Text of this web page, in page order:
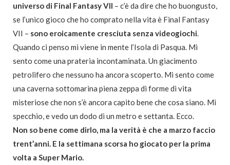
universo di Final Fantasy VII – c’è da dire che ho buongusto,
se l’unico gioco che ho comprato nella vita è Final Fantasy
VII – sono eroicamente cresciuta senza videogiochi.
Quando ci penso mi viene in mente l’Isola di Pasqua. Mi
sento come una prateria incontaminata. Un giacimento
petrolifero che nessuno ha ancora scoperto. Mi sento come
una caverna sottomarina piena zeppa di forme di vita
misteriose che non s’è ancora capito bene che cosa siano. Mi
specchio, e vedo un dodo di un metro e settanta. Ecco.
Non so bene come dirlo, ma la verità è che a marzo faccio
trent’anni. E la settimana scorsa ho giocato per la prima
volta a Super Mario.